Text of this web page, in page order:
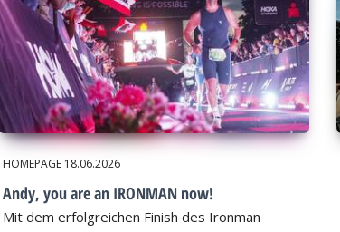
HOMEPAGE 18.06.2026
Andy, you are an IRONMAN now!
Mit dem erfolgreichen Finish des Ironman